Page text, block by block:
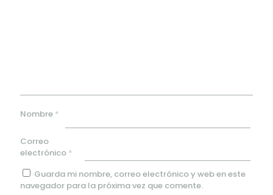
Nombre *
Correo
electrónico *
Guarda mi nombre, correo electrónico y web en este
navegador para la próxima vez que comente.